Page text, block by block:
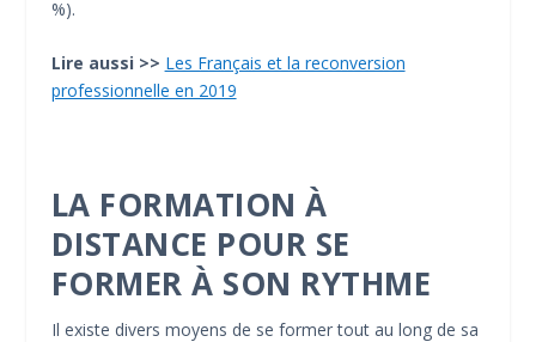
%).
Lire aussi >> Les Français et la reconversion
professionnelle en 2019
LA FORMATION À
DISTANCE POUR SE
FORMER À SON RYTHME
Il existe divers moyens de se former tout au long de sa